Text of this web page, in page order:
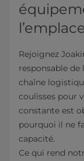
Rejoignez
responsable
chaîne
coulisses pour
constante est
pourquoi il ne
capacité.
Ce qui rend